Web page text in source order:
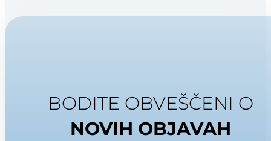
BODITE OBVEŠČENI O
NOVIH OBJAVAH